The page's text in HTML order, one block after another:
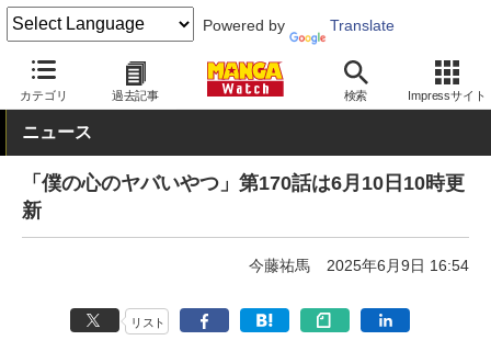
Powered by Translate
カテゴリ 過去記事 検索 Impressサイト
MANGA Watch 少年
ニュース
「僕の心のヤバいやつ」第170話は6月10日10時更
新
今藤祐馬 2025年6月9日 16:54
リスト